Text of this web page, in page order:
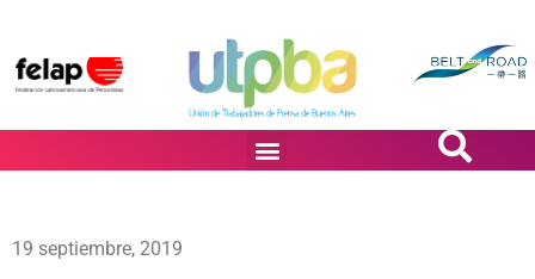
19 septiembre, 2019